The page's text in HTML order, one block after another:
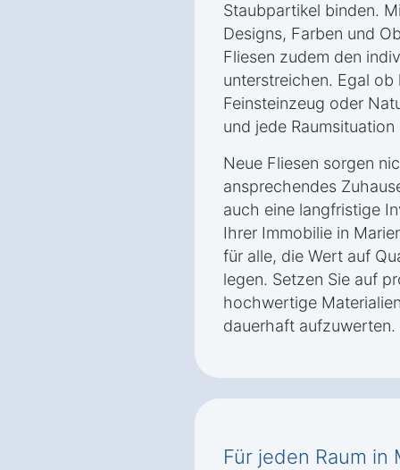
Staubpartikel binden.
Designs, Farben und
Fliesen zudem den
unterstreichen. Egal ob
Feinsteinzeug oder
und jede
Neue Fliesen sorgen
ansprechendes
auch eine langfristige
Ihrer Immobilie in
für alle, die Wert auf
legen. Setzen Sie auf
hochwertige
dauerhaft aufzuwerten.
Für jeden Raum